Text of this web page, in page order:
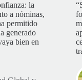
la
a nóminas,
permitido
generado
bien en